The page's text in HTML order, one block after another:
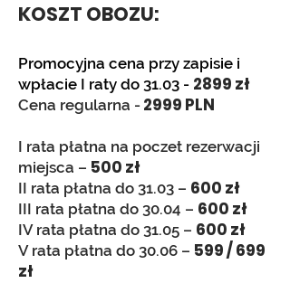
KOSZT OBOZU:​
Promocyjna cena przy zapisie i
wpłacie I raty do 31.03 - 2899 zł
Cena regularna - 2999 PLN
I rata płatna na poczet rezerwacji
miejsca – 500 zł
II rata płatna do 31.03 – 600 zł
III rata płatna do 30.04 – 600 zł
IV rata płatna do 31.05 – 600 zł
V rata płatna do 30.06 – 599 / 699
zł